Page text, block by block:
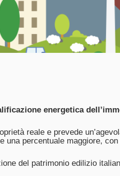
energetica
reale e prevede
una percentuale maggiore,
del patrimonio edilizio